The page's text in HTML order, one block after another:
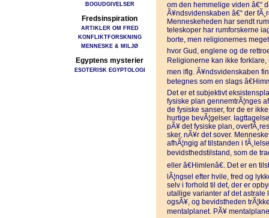
BOGUDGIVELSER
Fredsinspiration
ARTIKLER OM FRED
KONFLIKTFORSKNING
MENNESKE & MILJØ
Egyptens mysterier
ESOTERISK EGYPTOLOGI
om den hemmelige viden â€“
Ã¥ndsvidenskaben â€“ der
Menneskeheden har sendt
teleskoper har rumforskerne
borte, men religionernes meget
hvor Gud, englene og de
Religionerne kan ikke forklare,
men iflg. Ã¥ndsvidenskaben
betegnes som en slags
Det er et subjektivt
fysiske plan gennemtrÃ¦nges
de fysiske sanser, for de er
hurtige bevÃ¦gelser.
pÃ¥ det fysiske plan,
sker, nÃ¥r det sover.
afhÃ¦ngig af tilstanden i
bevidsthedstilstand, som de
eller â€Himlenâ€. Det er en
lÃ¦ngsel efter hvile, fred og
selv i forhold til det, der er
utallige varianter af det astrale
ogsÃ¥, og bevidstheden
mentalplanet. PÃ¥